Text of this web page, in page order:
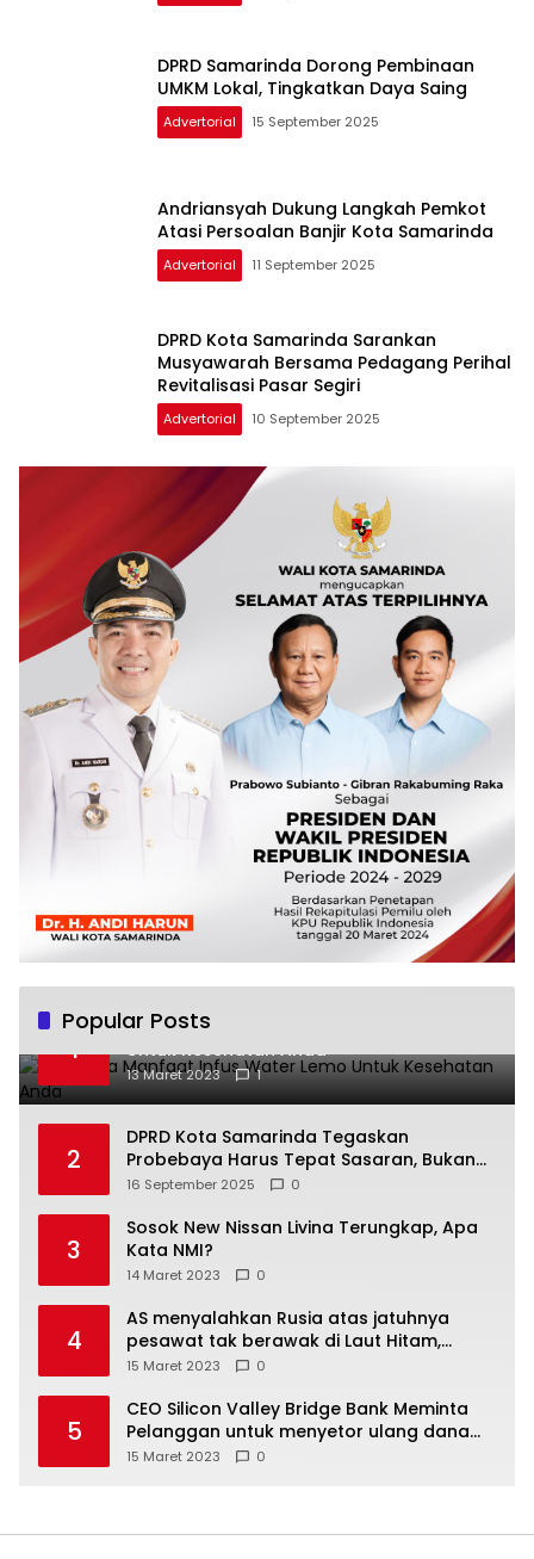
DPRD Samarinda Dorong Pembinaan
UMKM Lokal, Tingkatkan Daya Saing
Advertorial 15 September 2025
Andriansyah Dukung Langkah Pemkot
Atasi Persoalan Banjir Kota Samarinda
Advertorial 11 September 2025
DPRD Kota Samarinda Sarankan
Musyawarah Bersama Pedagang Perihal
Revitalisasi Pasar Segiri
Advertorial 10 September 2025
Popular Posts
1
Beberapa Manfaat Infus Water Lemo
Untuk Kesehatan Anda
13 Maret 2023 1
2
DPRD Kota Samarinda Tegaskan
Probebaya Harus Tepat Sasaran, Bukan
Hanya Infrastruktur Semata
16 September 2025 0
3
Sosok New Nissan Livina Terungkap, Apa
Kata NMI?
14 Maret 2023 0
4
AS menyalahkan Rusia atas jatuhnya
pesawat tak berawak di Laut Hitam,
Moskow menyangkal
15 Maret 2023 0
5
CEO Silicon Valley Bridge Bank Meminta
Pelanggan untuk menyetor ulang dana
Mereka
15 Maret 2023 0